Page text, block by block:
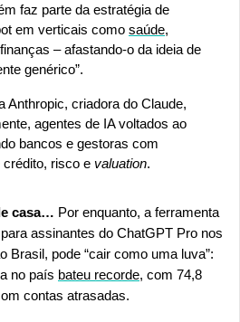
faz parte da estratégia de
em verticais como saúde,
– afastando-o da ideia de
genérico”.
Anthropic, criadora do Claude,
agentes de IA voltados ao
bancos e gestoras com
risco e valuation.
casa… Por enquanto, a ferramenta
assinantes do ChatGPT Pro nos
Brasil, pode “cair como uma luva”:
no país bateu recorde, com 74,8
contas atrasadas.